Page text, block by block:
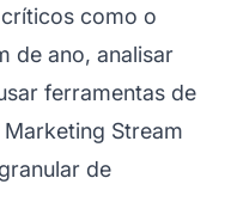
como o
de ano, analisar
ferramentas de
Stream
de